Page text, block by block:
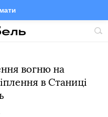
Twitter
вогню на
в Станиці